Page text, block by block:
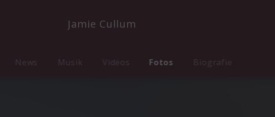
Jamie Cullum
News Musik Videos Fotos Biografie